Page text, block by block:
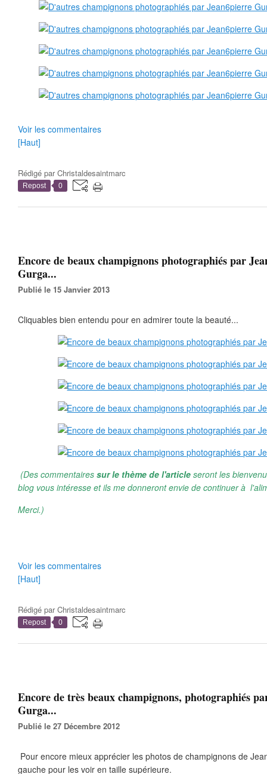
Voir les commentaires
[Haut]
Rédigé parChristaldesaintmarc
Repost 0
Encore de beaux champignons photographiés par
Gurga...
Publié le 15 Janvier 2013
Cliquables bien entendu pour en admirer toute la beauté...
(Des commentaires sur le thème de l'article seront les
blog vous intéresse et ils me donneront envie de continuer à
Merci.)
Voir les commentaires
[Haut]
Rédigé parChristaldesaintmarc
Repost 0
Encore de très beaux champignons, photographiés
Gurga...
Publié le 27 Décembre 2012
Pour encore mieux apprécier les photos de champignons de
gauche pour les voir en taille supérieure.